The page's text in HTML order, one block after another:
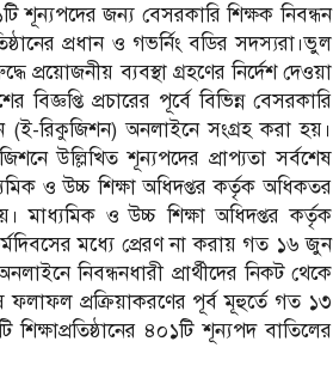
শূন্যপদের জন্য বেসরকারি শিক্ষক নিবন্ধন
প্রধান ও গভর্নিং বডির সদস্যরা।ভুল
ব্যবস্থা গ্রহণের নির্দেশ দেওয়া
প্রচারের পূর্বে বিভিন্ন বেসরকারি
(ই-রিকুজিশন) অনলাইনে সংগ্রহ করা হয়।
উল্লিখিত শূন্যপদের প্রাপ্যতা সর্বশেষ
ও উচ্চ শিক্ষা অধিদপ্তর কর্তৃক অধিকতর
মাধ্যমিক ও উচ্চ শিক্ষা অধিদপ্তর কর্তৃক
মধ্যে প্রেরণ না করায় গত ১৬ জুন
নিবন্ধনধারী প্রার্থীদের নিকট থেকে
প্রক্রিয়াকরণের পূর্ব মূহুর্তে গত ১৩
৪০১টি শূন্যপদ বাতিলের